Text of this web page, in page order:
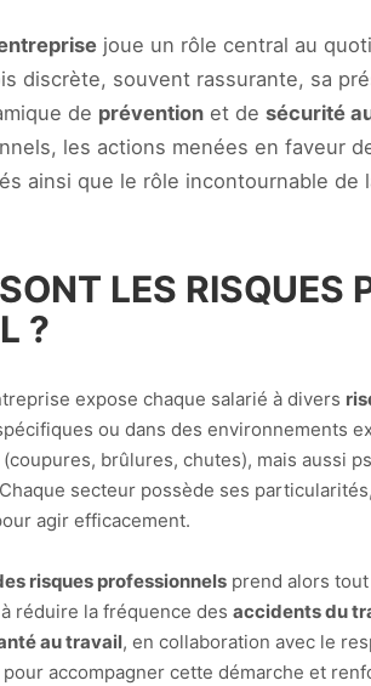
joue un rôle central au
discrète, souvent rassurante, sa
de prévention et de sécurité
les actions menées en faveur
ainsi que le rôle incontournable de
LES RISQUES
?
expose chaque salarié à divers
ou dans des environnements
(coupures, brûlures, chutes), mais aussi
secteur possède ses
agir efficacement.
risques professionnels prend alors
réduire la fréquence des accidents du
au travail, en collaboration avec le
accompagner cette démarche et